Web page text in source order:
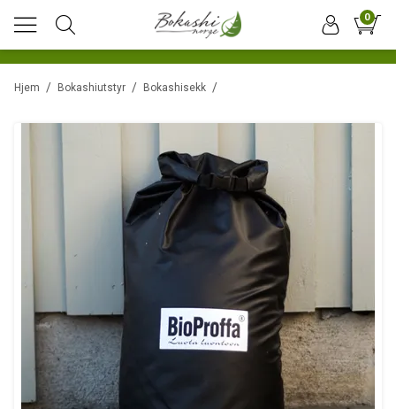
0
/
Hjem /
Bokashiutstyr /
Bokashisekk